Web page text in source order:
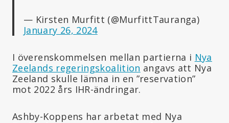
— Kirsten Murfitt (@MurfittTauranga)
January 26, 2024
I överenskommelsen mellan partierna i Nya
Zeelands regeringskoalition angavs att Nya
Zeeland skulle lämna in en ”reservation”
mot 2022 års IHR-ändringar.
Ashby-Koppens har arbetat med Nya